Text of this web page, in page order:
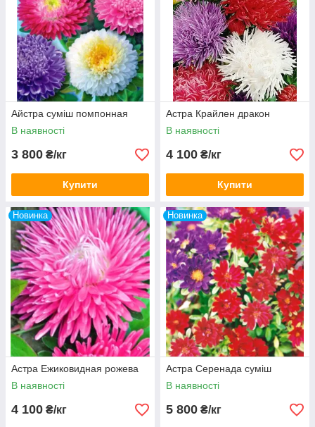
Айстра суміш помпонная
В наявності
3 800 ₴/кг
Купити
Астра Крайлен дракон
В наявності
4 100 ₴/кг
Купити
Новинка
Астра Ежиковидная рожева
В наявності
4 100 ₴/кг
Новинка
Астра Серенада суміш
В наявності
5 800 ₴/кг